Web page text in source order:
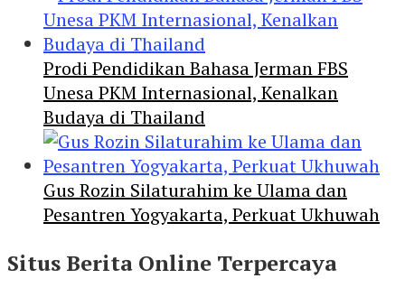
Prodi Pendidikan Bahasa Jerman FBS
Unesa PKM Internasional, Kenalkan
Budaya di Thailand
Gus Rozin Silaturahim ke Ulama dan
Pesantren Yogyakarta, Perkuat Ukhuwah
Situs Berita Online Terpercaya